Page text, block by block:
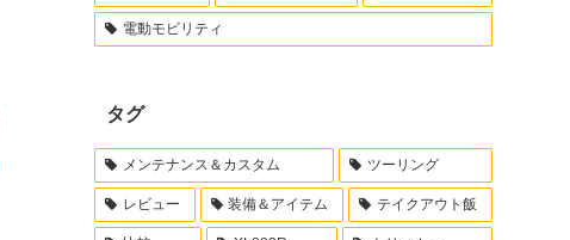
電動モビリティ
タグ
メンテナンス＆カスタム ツーリング
レビュー 装備＆アイテム テイクアウト飯